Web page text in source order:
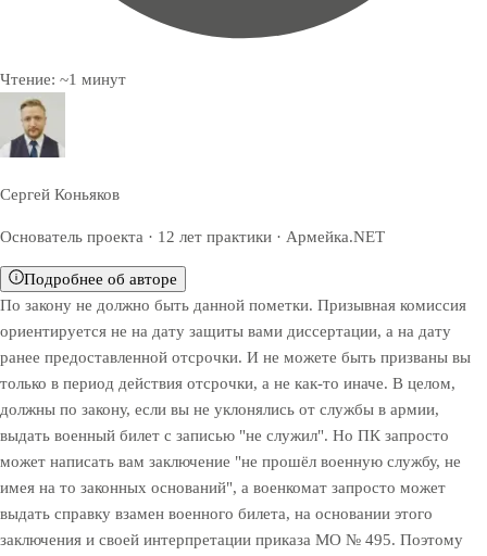
Чтение: ~1 минут
Сергей Коньяков
Основатель проекта · 12 лет практики · Армейка.NET
Подробнее об авторе
По закону не должно быть данной пометки. Призывная комиссия
ориентируется не на дату защиты вами диссертации, а на дату
ранее предоставленной отсрочки. И не можете быть призваны вы
только в период действия отсрочки, а не как-то иначе. В целом,
должны по закону, если вы не уклонялись от службы в армии,
выдать военный билет с записью "не служил". Но ПК запросто
может написать вам заключение "не прошёл военную службу, не
имея на то законных оснований", а военкомат запросто может
выдать справку взамен военного билета, на основании этого
заключения и своей интерпретации приказа МО № 495. Поэтому